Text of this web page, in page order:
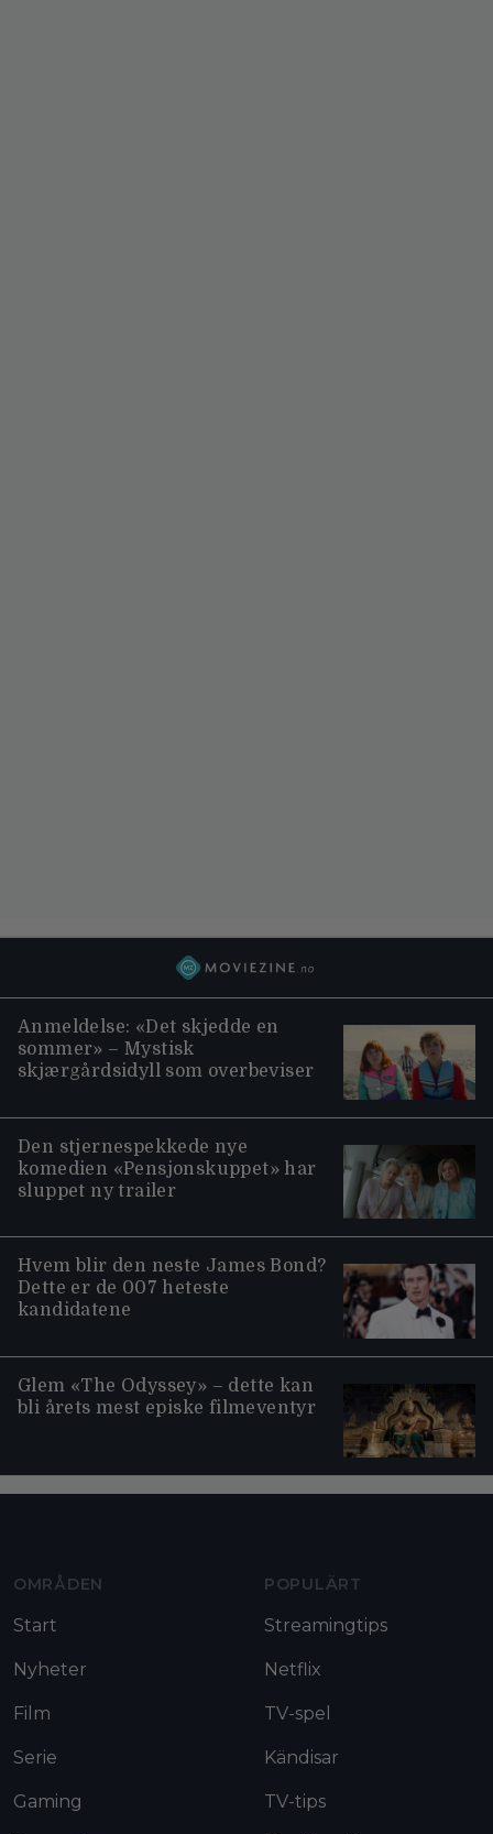
Anmeldelse: «Det skjedde en
sommer» – Mystisk
skjærgårdsidyll som overbeviser
Den stjernespekkede nye
komedien «Pensjonskuppet» har
sluppet ny trailer
Hvem blir den neste James Bond?
Dette er de 007 heteste
kandidatene
Glem «The Odyssey» – dette kan
bli årets mest episke filmeventyr
OMRÅDEN
Start
Nyheter
Film
Serie
Gaming
POPULÄRT
Streamingtips
Netflix
TV-spel
Kändisar
TV-tips